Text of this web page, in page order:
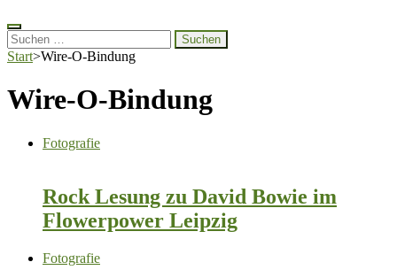
Suchen
nach:
Start>Wire-O-Bindung
Wire-O-Bindung
Fotografie
Rock Lesung zu David Bowie im
Flowerpower Leipzig
Fotografie